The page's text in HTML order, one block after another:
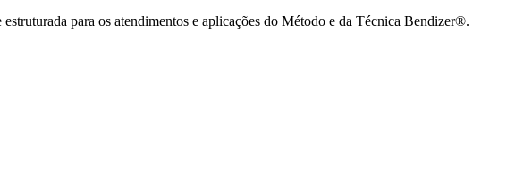
para os atendimentos e aplicações do Método e da Técnica Bendizer®.